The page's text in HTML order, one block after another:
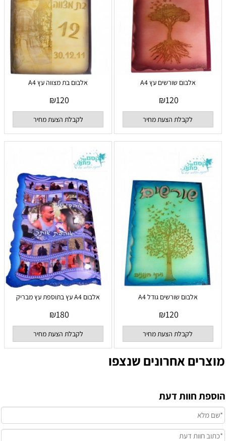
אלבום שורשים עץ A4
₪120
לקבלת הצעת מחיר
אלבום בת מצווה עץ A4
₪120
לקבלת הצעת מחיר
אלבום שורשים גודל A4
₪120
לקבלת הצעת מחיר
אלבום A4 עץ בתוספת עץ מבריק
₪180
לקבלת הצעת מחיר
מוצרים אחרונים שנצפו
הוספת חוות דעת